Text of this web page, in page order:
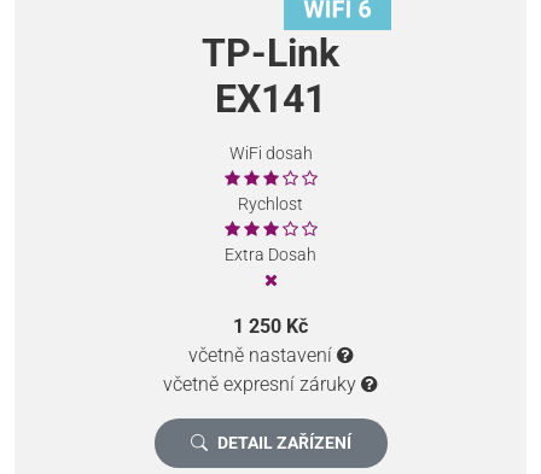
TP-Link
EX141
WiFi dosah
Rychlost
Extra Dosah
1 250 Kč
včetně nastavení
včetně expresní záruky
DETAIL ZAŘÍZENÍ